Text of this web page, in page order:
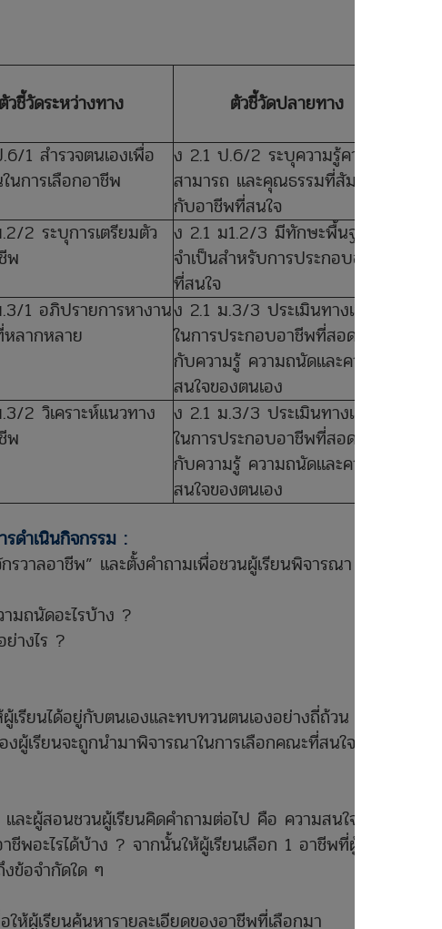
ตัวชี้วัดระหว่างทาง
ตัวชี้วัดปลายทาง
1 สำรวจตนเองเพื่อ
นการเลือกอาชีพ
ง 2.1 ป.6/2 ระบุความรู้ความ
สามารถ และคุณธรรมที่สัมพันธ์
กับอาชีพที่สนใจ
2 ระบุการเตรียมตัว
พ
ง 2.1 ม1.2/3 มีทักษะพื้นฐานที่
จำเป็นสำหรับการประกอบอาชีพ
ที่สนใจ
1 อภิปรายการหางาน
ลากหลาย
ง 2.1 ม.3/3 ประเมินทางเลือก
ในการประกอบอาชีพที่สอดคล้อง
กับความรู้ ความถนัดและความ
สนใจของตนเอง
2 วิเคราะห์แนวทาง
พ
ง 2.1 ม.3/3 ประเมินทางเลือก
ในการประกอบอาชีพที่สอดคล้อง
กับความรู้ ความถนัดและความ
สนใจของตนเอง
ดำเนินกิจกรรม :
วาลอาชีพ” และตั้งคำถามเพื่อชวนผู้เรียนพิจารณา
มถนัดอะไรบ้าง ?
างไร ?
รียนได้อยู่กับตนเองและทบทวนตนเองอย่างถี่ถ้วน เพราะ
เรียนจะถูกนำมาพิจารณาในการเลือกคณะที่สนใจและ
ะผู้สอนชวนผู้เรียนคิดคำถามต่อไป คือ ความสนใจแปลง
พอะไรได้บ้าง ? จากนั้นให้ผู้เรียนเลือก 1 อาชีพที่ผู้เรียน
ข้อจำกัดใด ๆ
ผู้เรียนค้นหารายละเอียดของอาชีพที่เลือกมา